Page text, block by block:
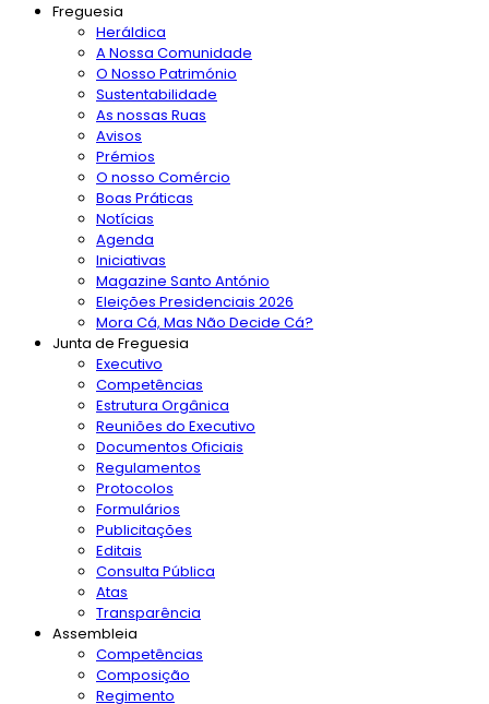
Freguesia
Heráldica
A Nossa Comunidade
O Nosso Património
Sustentabilidade
As nossas Ruas
Avisos
Prémios
O nosso Comércio
Boas Práticas
Notícias
Agenda
Iniciativas
Magazine Santo António
Eleições Presidenciais 2026
Mora Cá, Mas Não Decide Cá?
Junta de Freguesia
Executivo
Competências
Estrutura Orgânica
Reuniões do Executivo
Documentos Oficiais
Regulamentos
Protocolos
Formulários
Publicitações
Editais
Consulta Pública
Atas
Transparência
Assembleia
Competências
Composição
Regimento